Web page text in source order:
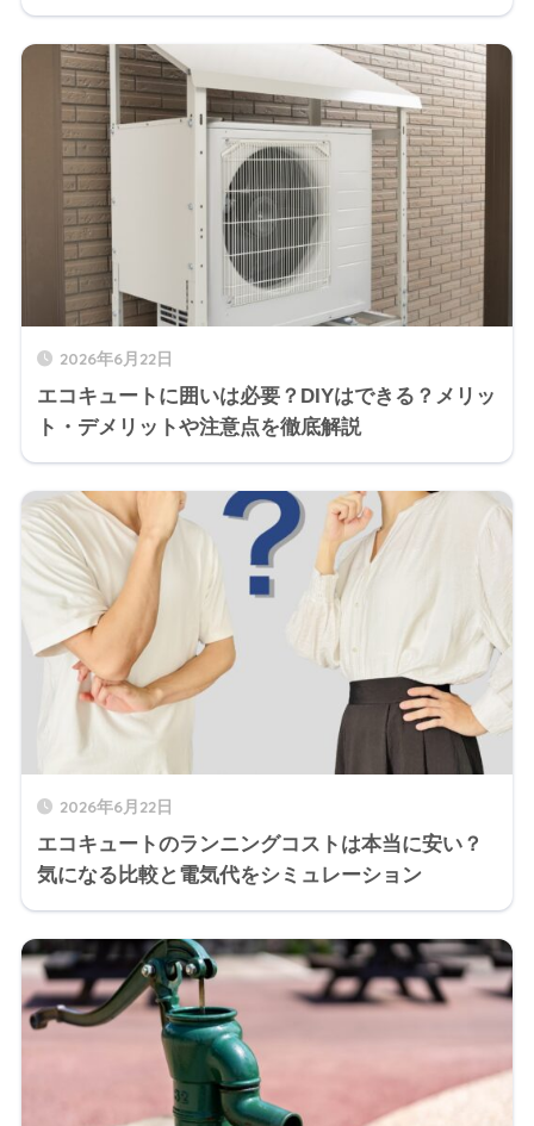
2026年6月22日
エコキュートに囲いは必要？DIYはできる？メリッ
ト・デメリットや注意点を徹底解説
2026年6月22日
エコキュートのランニングコストは本当に安い？
気になる比較と電気代をシミュレーション